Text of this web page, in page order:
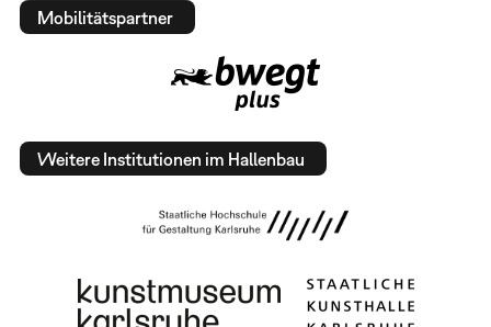
Mobilitätspartner
Weitere Institutionen im Hallenbau